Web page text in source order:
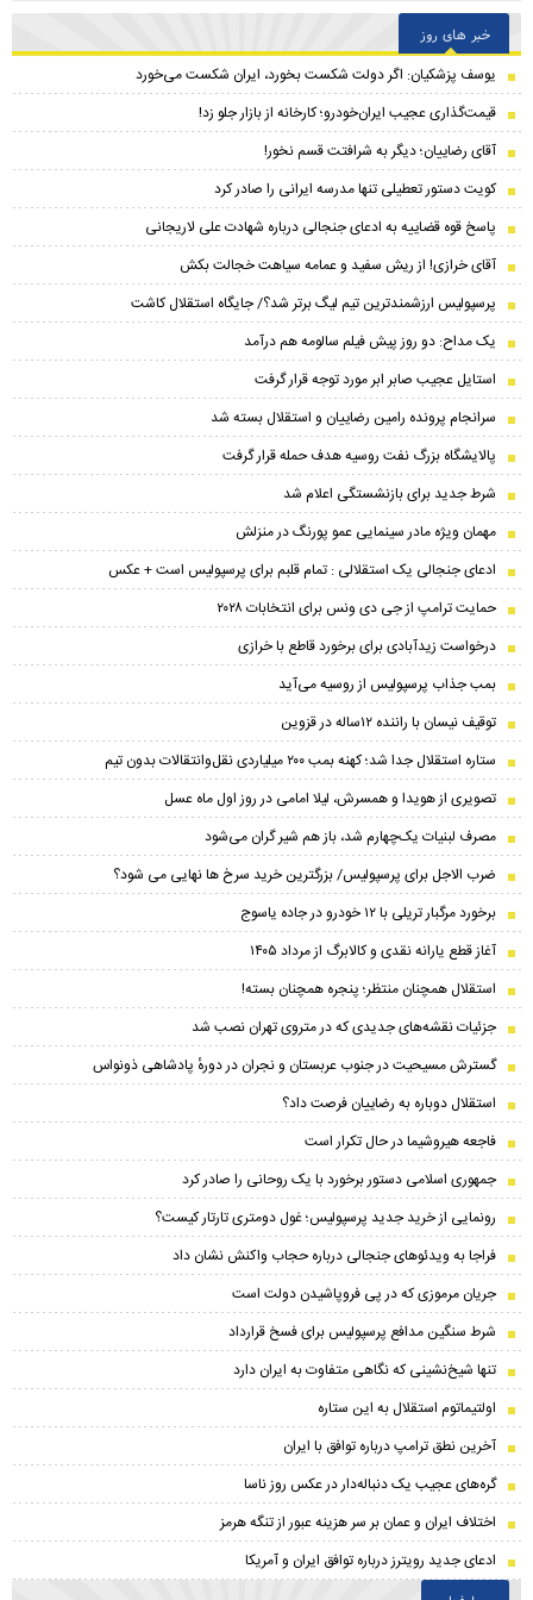
خبر های روز
یوسف پزشکیان: اگر دولت شکست بخورد، ایران شکست می‌خورد
قیمت‌گذاری عجیب ایران‌خودرو؛ کارخانه از بازار جلو زد!
آقای رضاییان؛ دیگر به شرافتت قسم نخور!
کویت دستور تعطیلی تنها مدرسه ایرانی را صادر کرد
پاسخ قوه قضاییه به ادعای جنجالی درباره شهادت علی لاریجانی
آقای خرازی! از ریش سفید و عمامه سیاهت خجالت بکش
پرسپولیس ارزشمندترین تیم لیگ برتر شد؟/ جایگاه استقلال کاشت
یک مداح: دو روز پیش فیلم سالومه هم درآمد
استایل عجیب صابر ابر مورد توجه قرار گرفت
سرانجام پرونده رامین رضاییان و استقلال بسته شد
پالایشگاه بزرگ نفت روسیه هدف حمله قرار گرفت
شرط جدید برای بازنشستگی اعلام شد
مهمان ویژه مادر سینمایی عمو پورنگ در منزلش
ادعای جنجالی یک استقلالی : تمام قلبم برای پرسپولیس است + عکس
حمایت ترامپ از جی دی ونس برای انتخابات ۲۰۲۸
درخواست زیدآبادی برای برخورد قاطع با خرازی
بمب جذاب پرسپولیس از روسیه می‌آید
توقیف نیسان با راننده ۱۲ساله در قزوین
ستاره استقلال جدا شد؛ کهنه بمب ۲۰۰ میلیاردی نقل‌وانتقالات بدون تیم
تصویری از هویدا و همسرش، لیلا امامی در روز اول ماه عسل
مصرف لبنیات یک‌چهارم شد، باز هم شیر گران می‌شود
ضرب الاجل برای پرسپولیس/ بزرگترین خرید سرخ ها نهایی می شود؟
برخورد مرگبار تریلی با ۱۲ خودرو در جاده یاسوج
آغاز قطع یارانه نقدی و کالابرگ از مرداد ۱۴۰۵
استقلال همچنان منتظر؛ پنجره همچنان بسته!
جزئیات نقشه‌های جدیدی که در متروی تهران نصب شد
گسترش مسیحیت در جنوب عربستان و نجران در دورهٔ پادشاهی ذونواس
استقلال دوباره به رضاییان فرصت داد؟
فاجعه هیروشیما در حال تکرار است
جمهوری اسلامی دستور برخورد با یک روحانی را صادر کرد
رونمایی از خرید جدید پرسپولیس؛ غول دومتری تارتار کیست؟
فراجا به ویدئوهای جنجالی درباره حجاب واکنش نشان داد
جریان مرموزی که در پی فروپاشیدن دولت است
شرط سنگین مدافع پرسپولیس برای فسخ قرارداد
تنها شیخ‌نشینی که نگاهی متفاوت به ایران دارد
اولتیماتوم استقلال به این ستاره
آخرین نطق ترامپ درباره توافق با ایران
گره‌های عجیب یک دنباله‌دار در عکس روز ناسا
اختلاف ایران و عمان بر سر هزینه عبور از تنگه هرمز
ادعای جدید رویترز درباره توافق ایران و آمریکا